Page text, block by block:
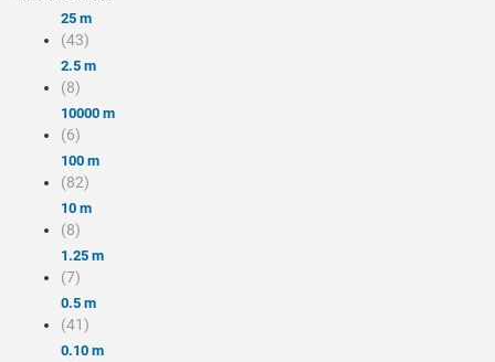
25 m
(43)
2.5 m
(8)
10000 m
(6)
100 m
(82)
10 m
(8)
1.25 m
(7)
0.5 m
(41)
0.10 m